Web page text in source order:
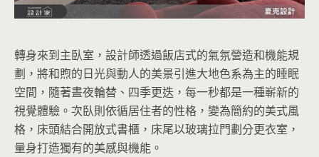
轉身來到主臥室，設計師透過飯店式的氣氛營造和機能規
劃，將和煦的日光與動人的美景引進大地色系為主的睡眠
空間，隨著晝夜輪替、四季更迭，每一秒都是一種嶄新的
視覺體驗。次臥則依循居住者的性格，變為簡約的美式風
格，床頭結合開放式書櫃，床尾以玻璃拉門劃分更衣室，
量身打造獨有的美感與機能。